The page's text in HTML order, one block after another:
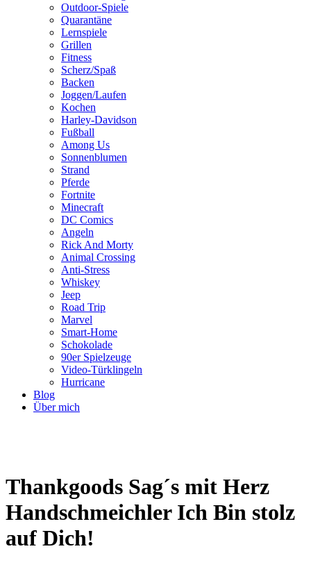
Outdoor-Spiele
Quarantäne
Lernspiele
Grillen
Fitness
Scherz/Spaß
Backen
Joggen/Laufen
Kochen
Harley-Davidson
Fußball
Among Us
Sonnenblumen
Strand
Pferde
Fortnite
Minecraft
DC Comics
Angeln
Rick And Morty
Animal Crossing
Anti-Stress
Whiskey
Jeep
Road Trip
Marvel
Smart-Home
Schokolade
90er Spielzeuge
Video-Türklingeln
Hurricane
Blog
Über mich
Thankgoods Sag´s mit Herz
Handschmeichler Ich Bin stolz
auf Dich!